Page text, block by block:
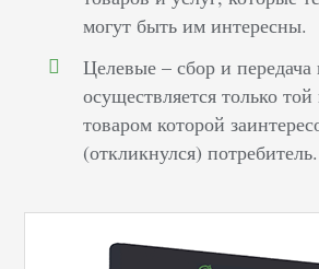
могут быть им интересны.
Целевые – сбор и передача
осуществляется только
товаром которой
(откликнулся) потребитель.